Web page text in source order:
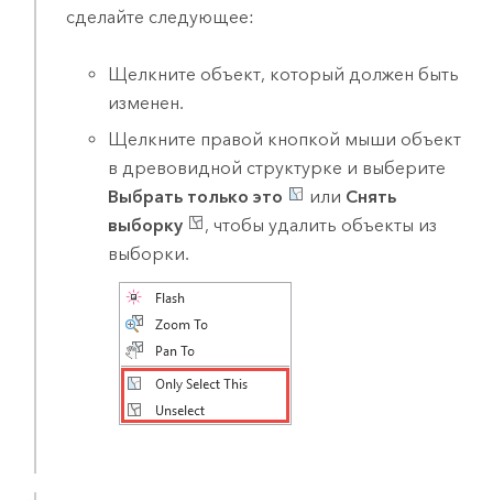
сделайте следующее:
Щелкните объект, который должен быть
изменен.
Щелкните правой кнопкой мыши объект
в древовидной структурке и выберите
Выбрать только это
или Снять
выборку
, чтобы удалить объекты из
выборки.